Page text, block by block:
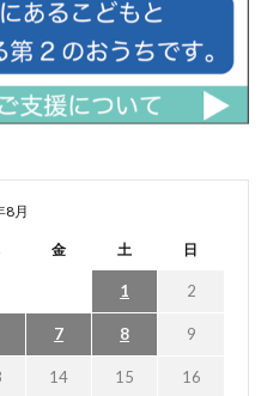
8月
金 土 日
1 2
7 8 9
14 15 16